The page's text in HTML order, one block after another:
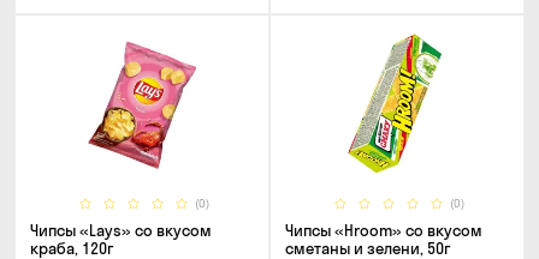
(0)
Чипсы «Lays» со вкусом
краба, 120г
(0)
Чипсы «Hroom» со вкусом
сметаны и зелени, 50г